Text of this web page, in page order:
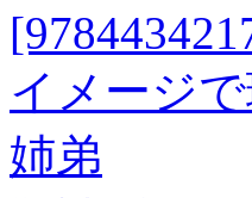
イメージ
姉弟